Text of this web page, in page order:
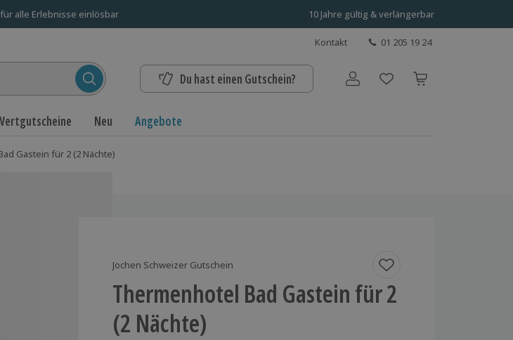
alle Erlebnisse einlösbar 10 Jahre gültig & verlängerbar
Kontakt 01 205 19 24
Du hast einen Gutschein? Benutzerkonto
Neu Angebote
Gastein für 2 (2 Nächte)
Jochen Schweizer Gutschein
Thermenhotel Bad Gastein für 2
(2 Nächte)